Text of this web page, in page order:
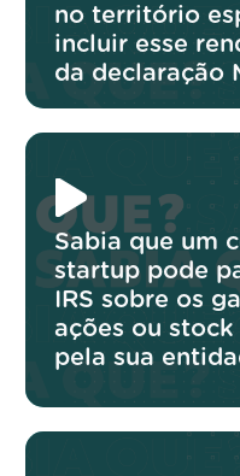
no território
incluir esse
da declaração
Sabia que um
startup pode
IRS sobre os
ações ou
pela sua